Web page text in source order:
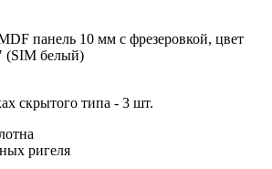
панель 10 мм с фрезеровкой, цвет
(SIM белый)
скрытого типа - 3 шт.
ригеля